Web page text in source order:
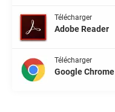
Télécharger
Adobe Reader
Télécharger
Google Chrome